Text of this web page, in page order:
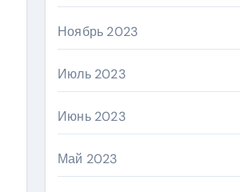
Ноябрь 2023
Июль 2023
Июнь 2023
Май 2023